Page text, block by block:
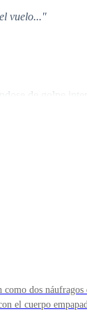
vuelo..."
de golpe
todos los ojos
a alguien que
como dos
el cuerpo